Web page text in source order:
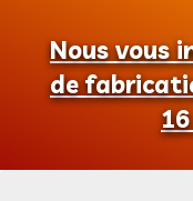
Nous vous
de